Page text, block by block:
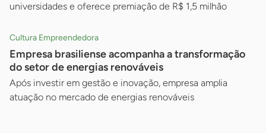
universidades e oferece premiação de R$ 1,5 milhão
Cultura Empreendedora
Empresa brasiliense acompanha a transformação
do setor de energias renováveis
Após investir em gestão e inovação, empresa amplia
atuação no mercado de energias renováveis